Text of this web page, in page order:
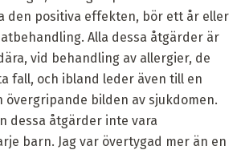
den positiva effekten, bör ett år eller
Alla dessa åtgärder är
vid behandling av allergier, de
fall, och ibland leder även till en
övergripande bilden av sjukdomen.
dessa åtgärder inte vara
barn. Jag var övertygad mer än en